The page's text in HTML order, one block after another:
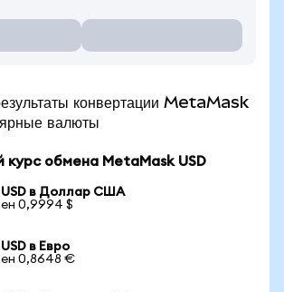
конвертации MetaMask
валюты
курс обмена MetaMask USD
в Доллар США
0,9994 $
в Евро
0,8648 €